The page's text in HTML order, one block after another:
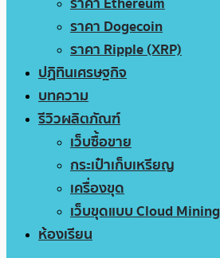
ราคา Dogecoin
ราคา Ripple (XRP)
ปฏิทินเศรษฐกิจ
บทความ
รีวิวผลิตภัณฑ์
เว็บซื้อขาย
กระเป๋าเก็บเหรียญ
เครื่องขุด
เว็บขุดแบบ Cloud Mining
ห้องเรียน